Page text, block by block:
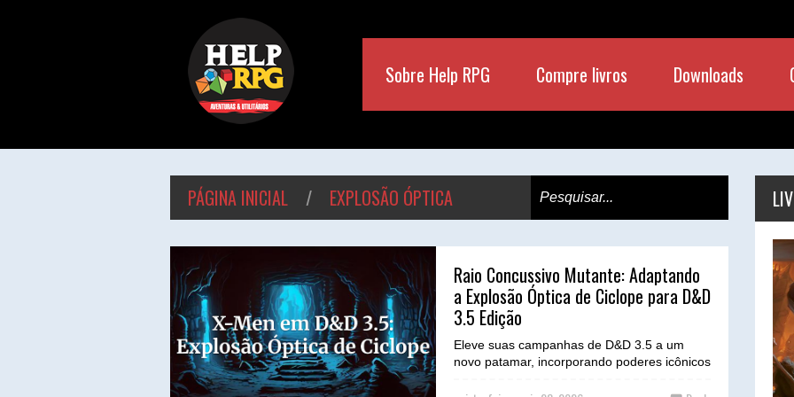
Sobre Help RPG Compre livros Downloads
PÁGINA INICIAL / EXPLOSÃO ÓPTICA
Raio Concussivo Mutante: Adaptando
a Explosão Óptica de Ciclope para D&D
3.5 Edição
Eleve suas campanhas de D&D 3.5 a um
novo patamar, incorporando poderes icônicos